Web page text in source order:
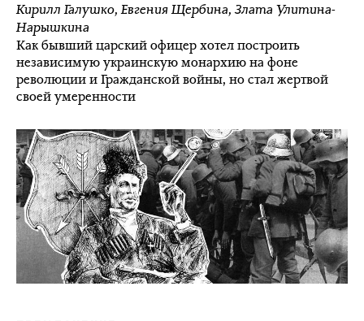
Кирилл Галушко,Евгения Щербина,Злата Улитина-
Нарышкина
Как бывший царский офицер хотел построить
независимую украинскую монархию на фоне
революции и Гражданской войны, но стал жертвой
своей умеренности